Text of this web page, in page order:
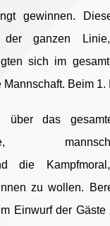
gewinnen.
der ganzen
sich im
Mannschaft. Beim 1.
über das
die
zu wollen.
Einwurf der